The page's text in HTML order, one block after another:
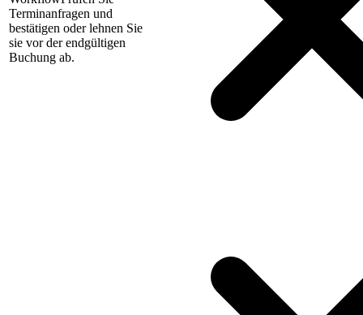
Terminanfragen und
bestätigen oder lehnen Sie
sie vor der endgültigen
Buchung ab.